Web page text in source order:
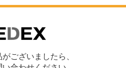
ございましたら、